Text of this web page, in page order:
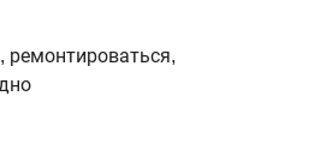
ремонтироваться,